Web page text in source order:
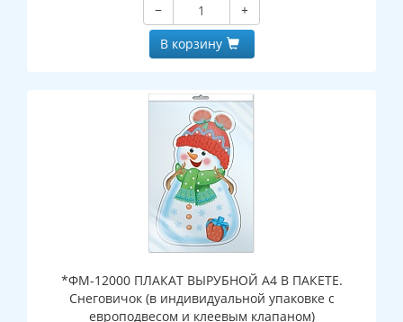
−
+
В корзину
*ФМ-12000 ПЛАКАТ ВЫРУБНОЙ А4 В ПАКЕТЕ.
Снеговичок (в индивидуальной упаковке с
европодвесом и клеевым клапаном)